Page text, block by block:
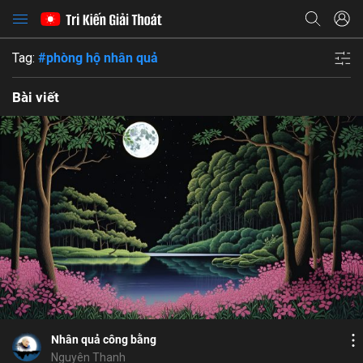
Tag: #phòng hộ nhân quả
Bài viết
công bằng ngũ giới 5 giới đúng sai
19 8
Nhân quả công bằng
Nguyên Thanh
Bỏ chọn
Bỏ chọn
Bỏ chọn
Bình luận
Lưu
Họ và tên
Địa chỉ email
Mật khẩu
Địa chỉ email
Địa chỉ email
Mật khẩu
ĐĂNG NHẬP NGAY